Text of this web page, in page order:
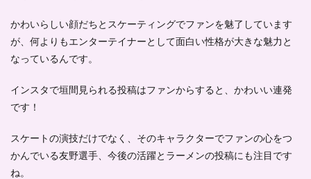
かわいらしい顔だちとスケーティングでファンを魅了 しています
が、何よりも エンターテイナーとして面白い性格が大きな魅力 と
なっているんです。
インスタで垣間見られる投稿はファンからすると、かわいい連発
です！
スケートの演技だけでなく、そのキャラクターでファンの心をつ
かんでいる友野選手、今後の活躍とラーメンの投稿にも注目です
ね。